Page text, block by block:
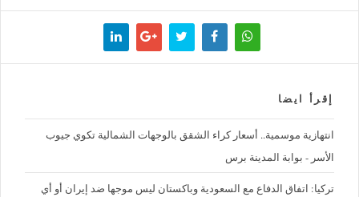
إقرأ ايضا
‪انتهازية موسمية.. أسعار كراء الشقق بالوجهات الشمالية تكوي جيوب
الأسر - بوابة المدينة برس
تركيا: اتفاق الدفاع مع السعودية وباكستان ليس موجها ضد إيران أو أي